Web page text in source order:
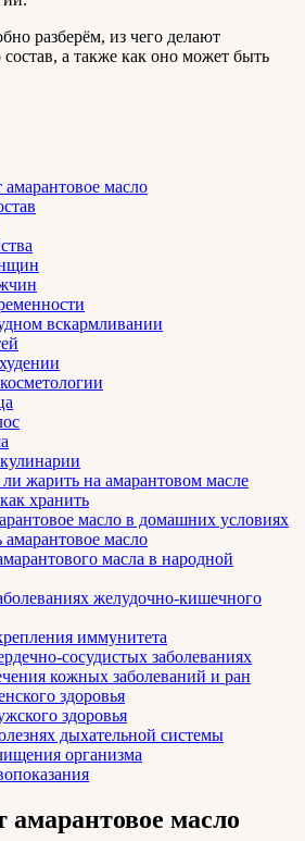
разберём, из чего делают
состав, а также как оно может быть
масло
вскармливании
жарить на амарантовом масле
хранить
масло в домашних условиях
масло
масла в народной
желудочно-кишечного
иммунитета
сосудистых заболеваниях
кожных заболеваний и ран
здоровья
здоровья
дыхательной системы
организма
амарантовое масло